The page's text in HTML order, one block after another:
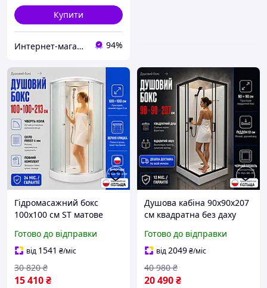
Купити
Интернет-магазин Строй Дом 94%
Гідромасажний бокс
100х100 см ST матове
низьким бортом сатин
профіль Польща
Готово до відправки
від 1541 ₴/міс
15 410₴
30 820 ₴
Душова кабіна 90x90x207
см квадратна без даху
низьким піддоном
душовий бокс прозоре
скло 5 мм
Готово до відправки
від2049₴/міс
20 490₴
40 980 ₴